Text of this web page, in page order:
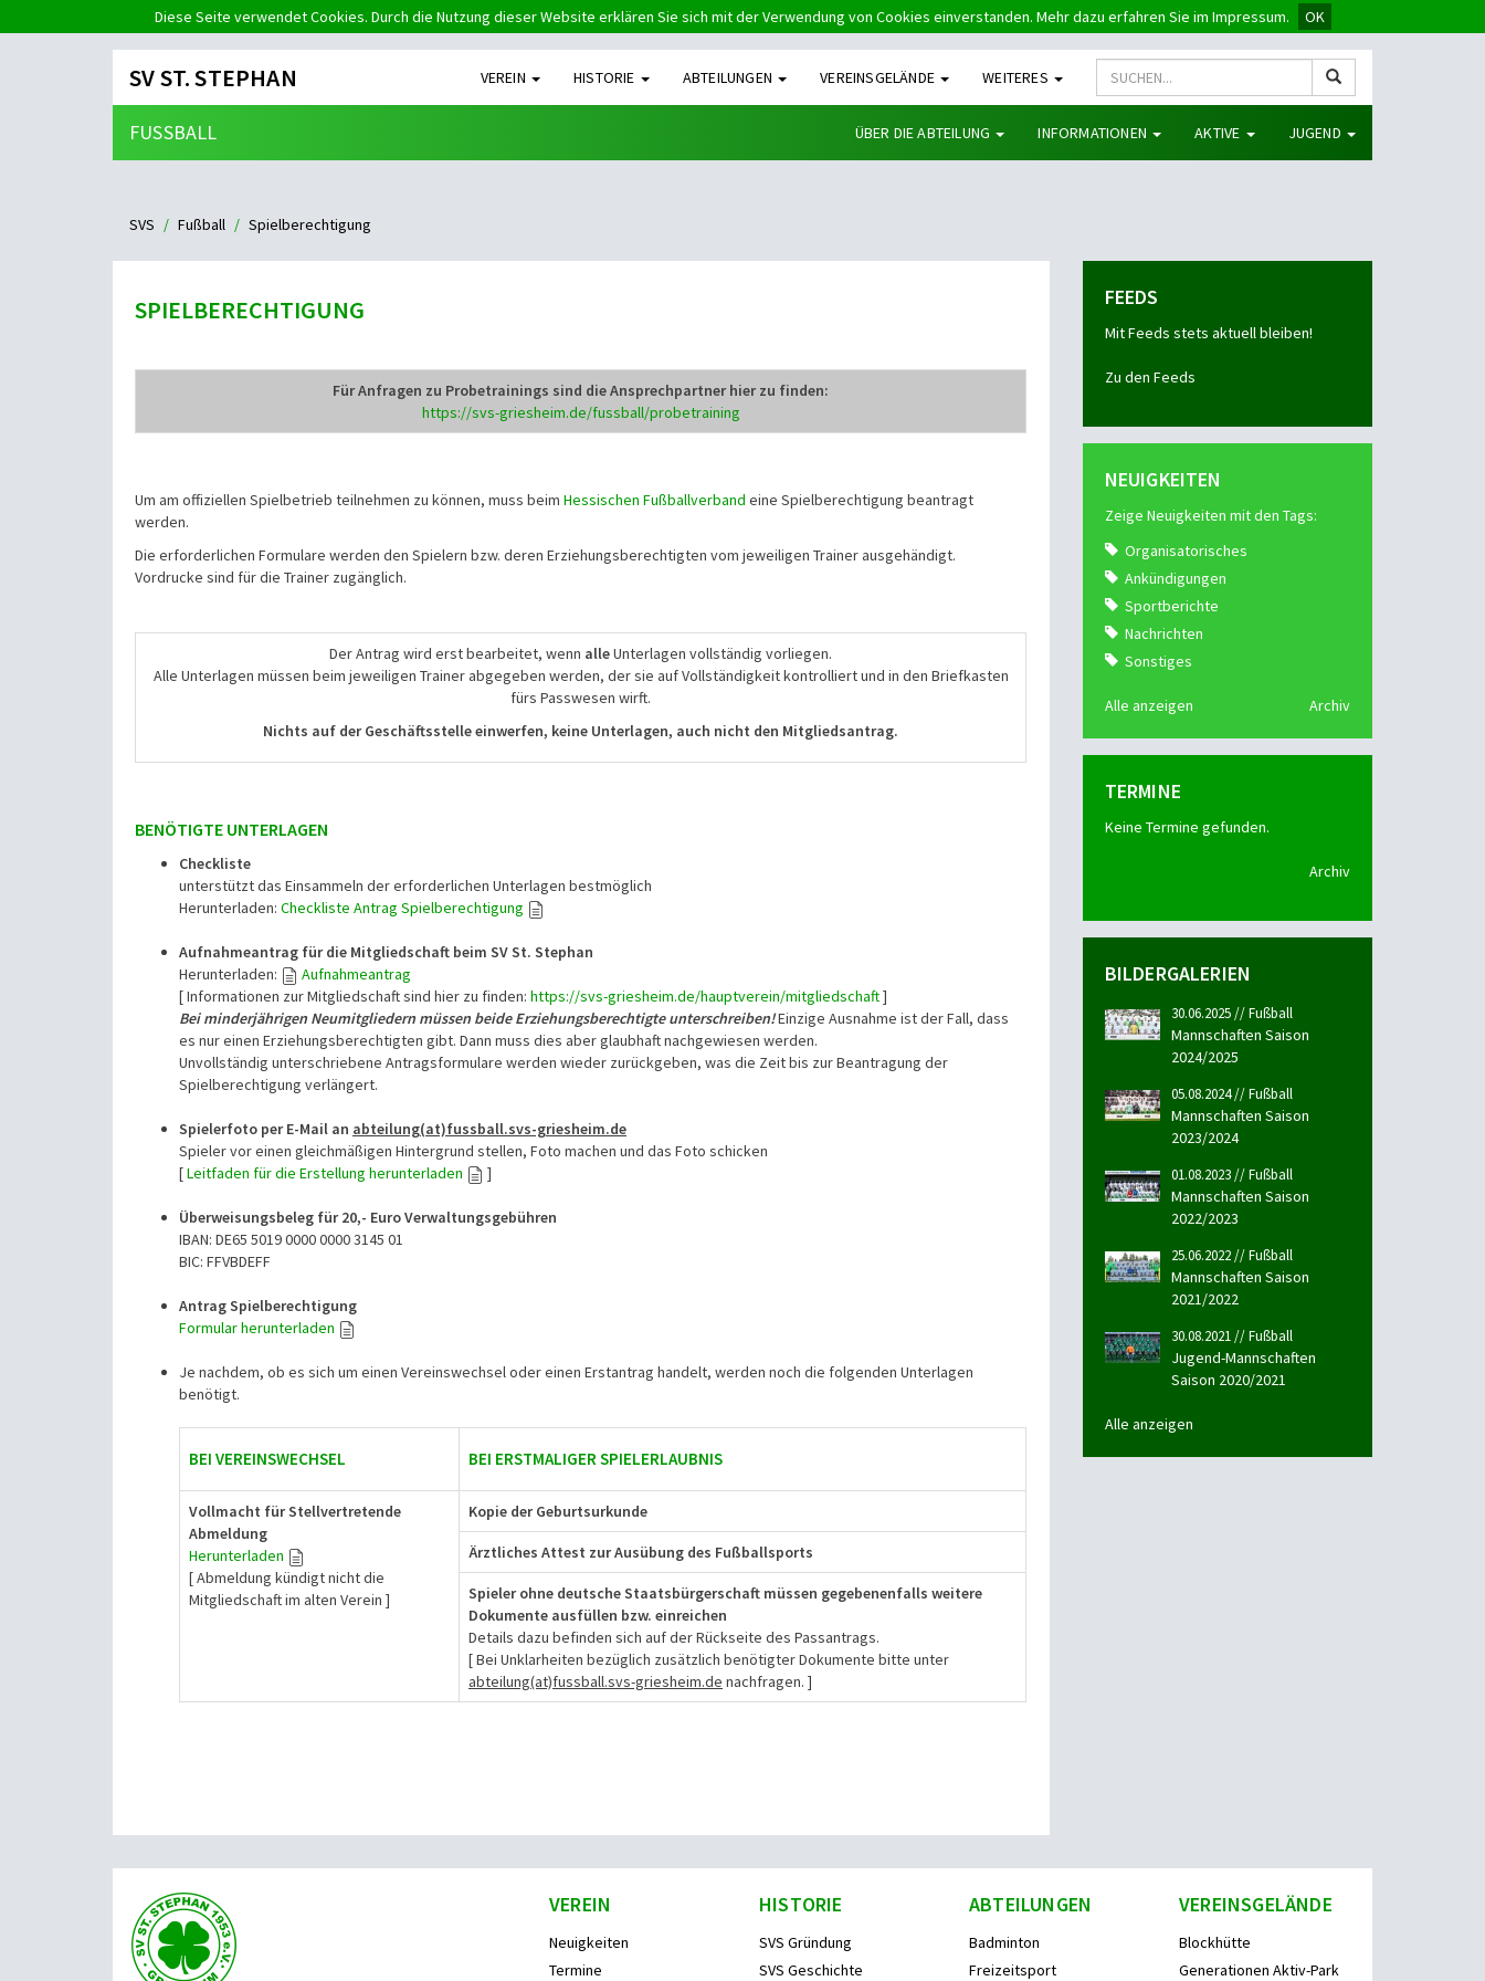
Diese Seite verwendet Cookies. Durch die Nutzung dieser Website erklären Sie sich mit der Verwendung von Cookies einverstanden. Mehr dazu erfahren Sie im Impressum. OK
SV ST. STEPHAN VEREIN HISTORIE ABTEILUNGEN VEREINSGELÄNDE WEITERES
FUSSBALL ÜBER DIE ABTEILUNG INFORMATIONEN AKTIVE JUGEND
SVS Fußball Spielberechtigung
SPIELBERECHTIGUNG
Für Anfragen zu Probetrainings sind die Ansprechpartner hier zu finden:
https://svs-griesheim.de/fussball/probetraining
Um am offiziellen Spielbetrieb teilnehmen zu können, muss beim Hessischen Fußballverband eine Spielberechtigung beantragt
werden.
Die erforderlichen Formulare werden den Spielern bzw. deren Erziehungsberechtigten vom jeweiligen Trainer ausgehändigt.
Vordrucke sind für die Trainer zugänglich.
Der Antrag wird erst bearbeitet, wenn alleUnterlagen vollständig vorliegen.
Alle Unterlagen müssen beim jeweiligen Trainer abgegeben werden, der sie auf Vollständigkeit kontrolliert und in den Briefkasten
fürs Passwesen wirft.
Nichts auf der Geschäftsstelle einwerfen, keine Unterlagen, auch nicht den Mitgliedsantrag.
BENÖTIGTE UNTERLAGEN
Checkliste
unterstützt das Einsammeln der erforderlichen Unterlagen bestmöglich
Herunterladen: Checkliste Antrag Spielberechtigung
Aufnahmeantrag für die Mitgliedschaft beim SV St. Stephan
Herunterladen:
Aufnahmeantrag
[ Informationen zur Mitgliedschaft sind hier zu finden: https://svs-griesheim.de/hauptverein/mitgliedschaft]
Bei minderjährigen Neumitgliedern müssen beide Erziehungsberechtigte unterschreiben!Einzige Ausnahme ist der Fall, dass
es nur einen Erziehungsberechtigten gibt. Dann muss dies aber glaubhaft nachgewiesen werden.
Unvollständig unterschriebene Antragsformulare werden wieder zurückgeben, was die Zeit bis zur Beantragung der
Spielberechtigung verlängert.
Spielerfoto per E-Mail an abteilung(at)fussball.svs-griesheim.de
Spieler vor einen gleichmäßigen Hintergrund stellen, Foto machen und das Foto schicken
[Leitfaden für die Erstellung herunterladen ]
Überweisungsbeleg für 20,- Euro Verwaltungsgebühren
IBAN: DE65 5019 0000 0000 3145 01
BIC: FFVBDEFF
Antrag Spielberechtigung
Formular herunterladen
Je nachdem, ob es sich um einen Vereinswechsel oder einen Erstantrag handelt, werden noch die folgenden Unterlagen
benötigt.
BEI VEREINSWECHSEL BEI ERSTMALIGER SPIELERLAUBNIS
Vollmacht für Stellvertretende
Abmeldung
Herunterladen
[ Abmeldung kündigt nicht die
Mitgliedschaft im alten Verein ]
Kopie der Geburtsurkunde
Ärztliches Attest zur Ausübung des Fußballsports
Spieler ohne deutsche Staatsbürgerschaft müssen gegebenenfalls weitere
Dokumente ausfüllen bzw. einreichen
Details dazu befinden sich auf der Rückseite des Passantrags.
[ Bei Unklarheiten bezüglich zusätzlich benötigter Dokumente bitte unter
abteilung(at)fussball.svs-griesheim.de nachfragen. ]
FEEDS
Mit Feeds stets aktuell bleiben!
Zu den Feeds
NEUIGKEITEN
Zeige Neuigkeiten mit den Tags:
Organisatorisches
Ankündigungen
Sportberichte
Nachrichten
Sonstiges
Alle anzeigen Archiv
TERMINE
Keine Termine gefunden.
Archiv
BILDERGALERIEN
30.06.2025 // Fußball
Mannschaften Saison
2024/2025
05.08.2024 // Fußball
Mannschaften Saison
2023/2024
01.08.2023 // Fußball
Mannschaften Saison
2022/2023
25.06.2022 // Fußball
Mannschaften Saison
2021/2022
30.08.2021 // Fußball
Jugend-Mannschaften
Saison 2020/2021
Alle anzeigen
VEREIN
Neuigkeiten
Termine
HISTORIE
SVS Gründung
SVS Geschichte
ABTEILUNGEN
Badminton
Freizeitsport
VEREINSGELÄNDE
Blockhütte
Generationen Aktiv-Park